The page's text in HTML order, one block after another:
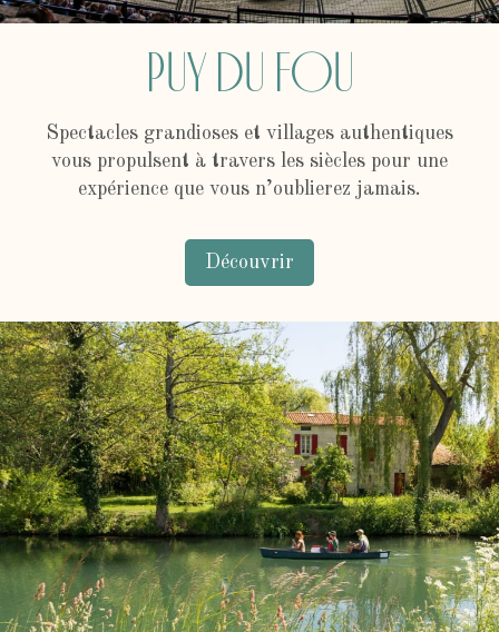
Puy du Fou
Spectacles grandioses et villages authentiques
vous propulsent à travers les siècles pour une
expérience que vous n’oublierez jamais.
Découvrir